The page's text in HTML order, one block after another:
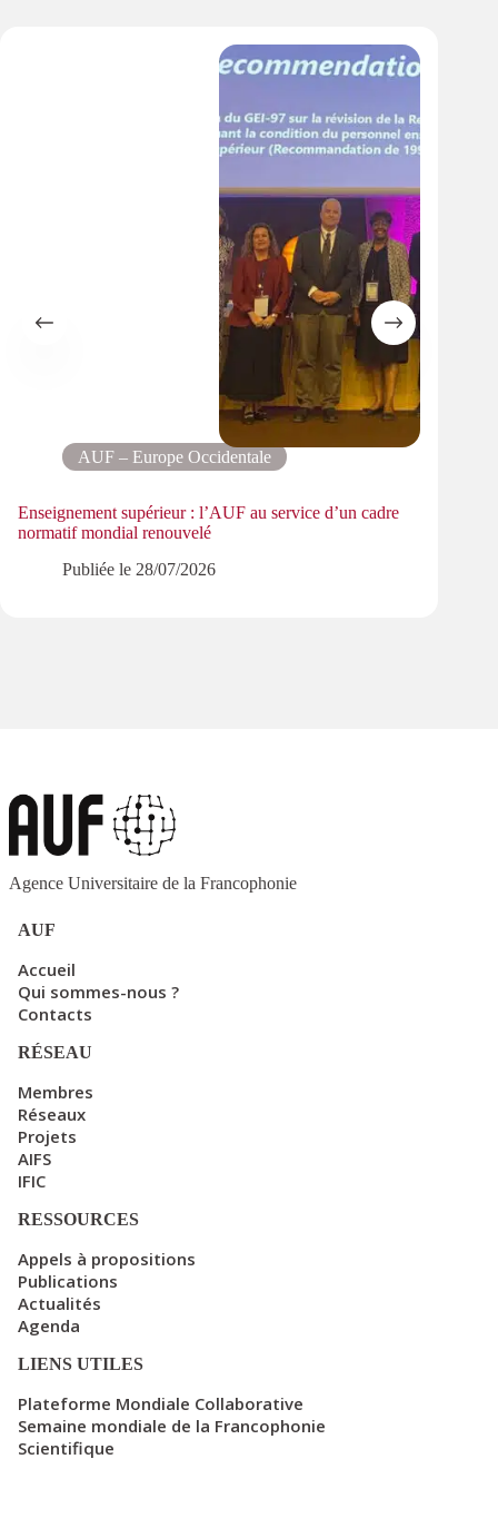
AUF – Europe Occidentale
Enseignement supérieur : l’AUF au service d’un cadre
normatif mondial renouvelé
Publiée le 28/07/2026
Agence Universitaire de la Francophonie
AUF
Accueil
Qui sommes-nous ?
Contacts
RÉSEAU
Membres
Réseaux
Projets
AIFS
IFIC
RESSOURCES
Appels à propositions
Publications
Actualités
Agenda
LIENS UTILES
Plateforme Mondiale Collaborative
Semaine mondiale de la Francophonie
Scientifique